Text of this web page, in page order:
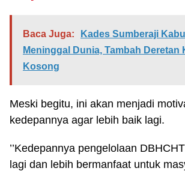
Baca Juga:
Kades Sumberaji
Meninggal Dunia, Tambah Deretan
Kosong
Meski begitu, ini akan menjadi
kedepannya agar lebih baik lagi.
’’Kedepannya pengelolaan
lagi dan lebih bermanfaat untuk